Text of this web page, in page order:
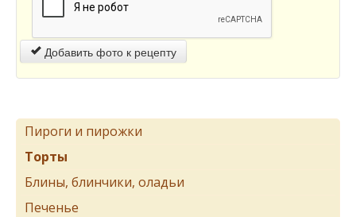
Добавить фото к рецепту
Пироги и пирожки
Торты
Блины, блинчики, оладьи
Печенье